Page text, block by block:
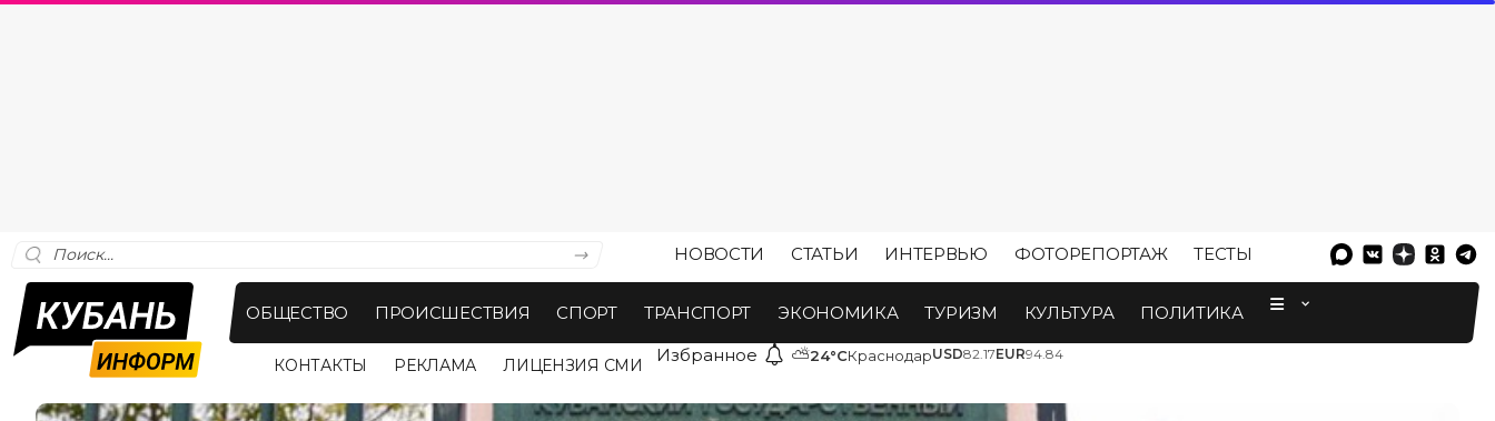
НОВОСТИ СТАТЬИ ИНТЕРВЬЮ ФОТОРЕПОРТАЖ ТЕСТЫ
ОБЩЕСТВО ПРОИСШЕСТВИЯ СПОРТ ТРАНСПОРТ ЭКОНОМИКА ТУРИЗМ КУЛЬТУРА ПОЛИТИКА
КОНТАКТЫ РЕКЛАМА ЛИЦЕНЗИЯ СМИ Избранное ⛅24°CКраснодарUSD82.17EUR94.84